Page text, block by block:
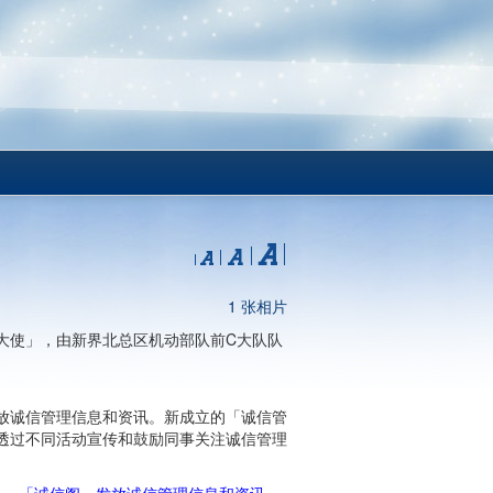
1 张相片
」，由新界北总区机动部队前C大队队
信管理信息和资讯。新成立的「诚信管
不同活动宣传和鼓励同事关注诚信管理